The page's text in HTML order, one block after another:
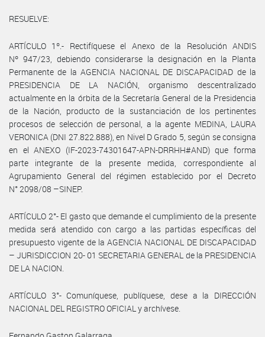
RESUELVE:
ARTÍCULO 1º.- Rectifíquese el Anexo de la Resolución ANDIS
Nº 947/23, debiendo considerarse la designación en la Planta
Permanente de la AGENCIA NACIONAL DE DISCAPACIDAD de la
PRESIDENCIA DE LA NACIÓN, organismo descentralizado
actualmente en la órbita de la Secretaría General de la Presidencia
de la Nación, producto de la sustanciación de los pertinentes
procesos de selección de personal, a la agente MEDINA, LAURA
VERONICA (DNI 27.822.888), en Nivel D Grado 5, según se consigna
en el ANEXO (IF-2023-74301647-APN-DRRHH#AND) que forma
parte integrante de la presente medida, correspondiente al
Agrupamiento General del régimen establecido por el Decreto
N° 2098/08 –SINEP.
ARTÍCULO 2°- El gasto que demande el cumplimiento de la presente
medida será atendido con cargo a las partidas específicas del
presupuesto vigente de la AGENCIA NACIONAL DE DISCAPACIDAD
– JURISDICCION 20- 01 SECRETARIA GENERAL de la PRESIDENCIA
DE LA NACION.
ARTÍCULO 3°- Comuníquese, publíquese, dese a la DIRECCIÓN
NACIONAL DEL REGISTRO OFICIAL y archívese.